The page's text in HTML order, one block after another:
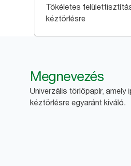
Tökéletes
kéztörlésre
Megnevezés
Univerzális törlőpapír,
kéztörlésre egyaránt kiváló.